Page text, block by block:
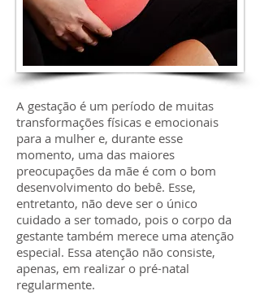
A gestação é um período de muitas
transformações físicas e emocionais
para a mulher e, durante esse
momento, uma das maiores
preocupações da mãe é com o bom
desenvolvimento do bebê. Esse,
entretanto, não deve ser o único
cuidado a ser tomado, pois o corpo da
gestante também merece uma atenção
especial. Essa atenção não consiste,
apenas, em realizar o pré-natal
regularmente.